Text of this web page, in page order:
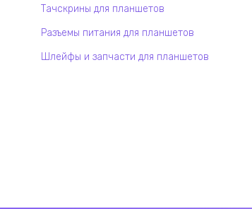
Тачскрины для планшетов
Разъемы питания для планшетов
Шлейфы и запчасти для планшетов